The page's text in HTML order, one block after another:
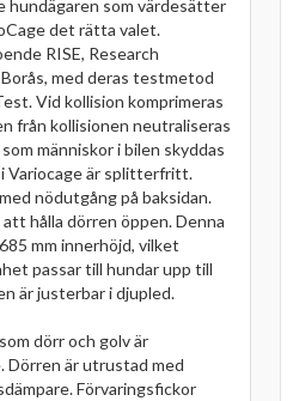
hundägaren som värdesätter
det rätta valet.
RISE, Research
med deras testmetod
Vid kollision komprimeras
från kollisionen neutraliseras
människor i bilen skyddas
Variocage är splitterfritt.
nödutgång på baksidan.
hålla dörren öppen. Denna
mm innerhöjd, vilket
passar till hundar upp till
är justerbar i djupled.
dörr och golv är
Dörren är utrustad med
Förvaringsfickor